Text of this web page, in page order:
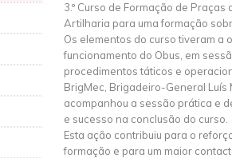
3.º Curso de Formação de
Artilharia para uma formação
Os elementos do curso tiveram a
funcionamento do Obus, em
procedimentos táticos e
BrigMec, Brigadeiro-General Luís
acompanhou a sessão prática e
e sucesso na conclusão do curso.
Esta ação contribuiu para o
formação e para um maior